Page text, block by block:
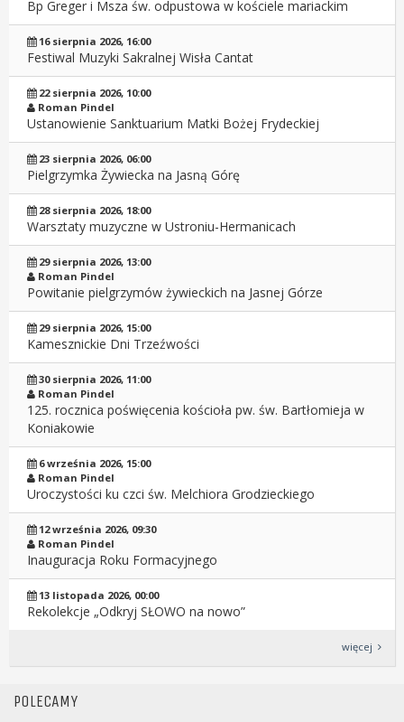
Bp Greger i Msza św. odpustowa w kościele mariackim
16 sierpnia 2026, 16:00
Festiwal Muzyki Sakralnej Wisła Cantat
22 sierpnia 2026, 10:00
Roman Pindel
Ustanowienie Sanktuarium Matki Bożej Frydeckiej
23 sierpnia 2026, 06:00
Pielgrzymka Żywiecka na Jasną Górę
28 sierpnia 2026, 18:00
Warsztaty muzyczne w Ustroniu-Hermanicach
29 sierpnia 2026, 13:00
Roman Pindel
Powitanie pielgrzymów żywieckich na Jasnej Górze
29 sierpnia 2026, 15:00
Kamesznickie Dni Trzeźwości
30 sierpnia 2026, 11:00
Roman Pindel
125. rocznica poświęcenia kościoła pw. św. Bartłomieja w
Koniakowie
6 września 2026, 15:00
Roman Pindel
Uroczystości ku czci św. Melchiora Grodzieckiego
12 września 2026, 09:30
Roman Pindel
Inauguracja Roku Formacyjnego
13 listopada 2026, 00:00
Rekolekcje „Odkryj SŁOWO na nowo”
więcej
POLECAMY